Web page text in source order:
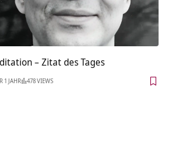
– Zitat des Tages
1 JAHR 478 VIEWS